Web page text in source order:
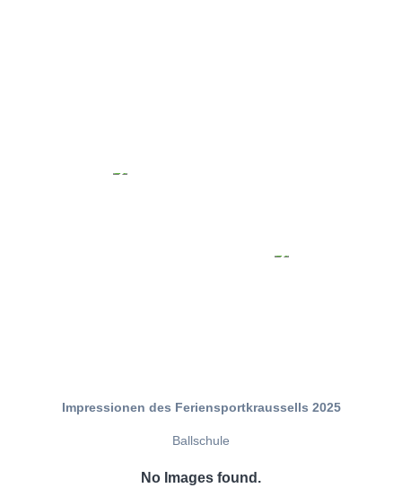
Impressionen des Feriensportkraussells 2025
Ballschule
No Images found.